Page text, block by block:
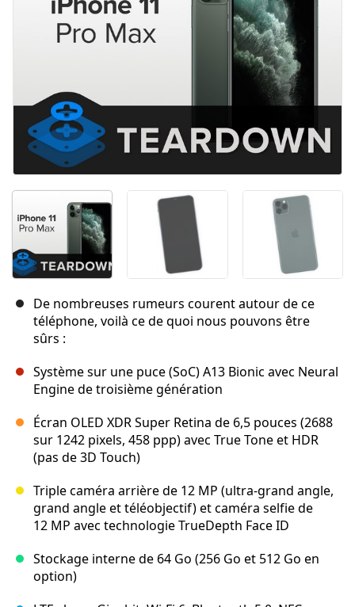
De nombreuses rumeurs courent autour de ce
téléphone, voilà ce de quoi nous pouvons être
sûrs :
Système sur une puce (SoC) A13 Bionic avec Neural
Engine de troisième génération
Écran OLED XDR Super Retina de 6,5 pouces (2688
sur 1242 pixels, 458 ppp) avec True Tone et HDR
(pas de 3D Touch)
Triple caméra arrière de 12 MP (ultra-grand angle,
grand angle et téléobjectif) et caméra selfie de
12 MP avec technologie TrueDepth Face ID
Stockage interne de 64 Go (256 Go et 512 Go en
option)